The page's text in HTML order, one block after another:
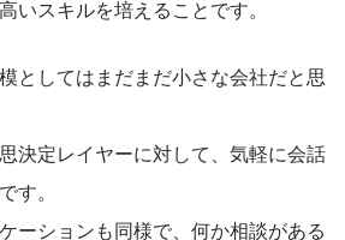
いスキルを培えることです。
としてはまだまだ小さな会社だと思
決定レイヤーに対して、気軽に会話
す。
ーションも同様で、何か相談がある